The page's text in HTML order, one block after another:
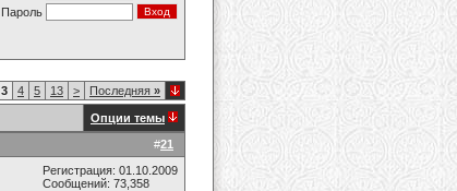
Пароль
3 4 5 13 > Последняя »
Опции темы
#21
Регистрация: 01.10.2009
Сообщений: 73,358